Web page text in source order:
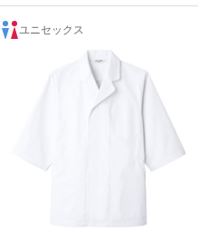
ユニセックス